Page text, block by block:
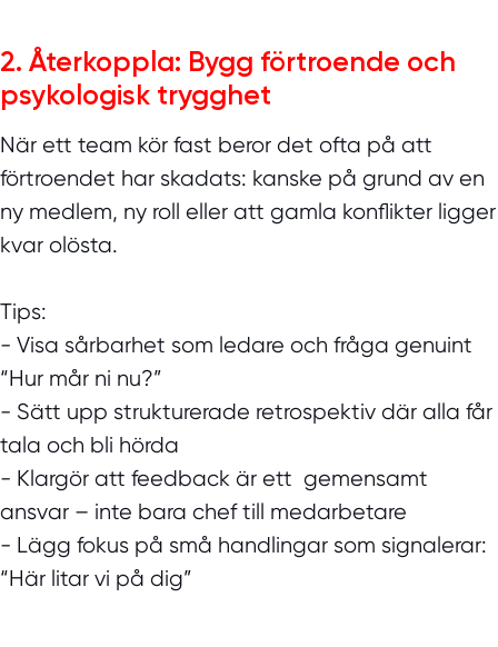
2. Återkoppla: Bygg förtroende och
psykologisk trygghet
När ett team kör fast beror det ofta på att
förtroendet har skadats: kanske på grund av en
ny medlem, ny roll eller att gamla konflikter ligger
kvar olösta.
Tips:
- Visa sårbarhet som ledare och fråga genuint
“Hur mår ni nu?”
- Sätt upp strukturerade retrospektiv där alla får
tala och bli hörda
- Klargör att feedback är ett gemensamt
ansvar – inte bara chef till medarbetare
- Lägg fokus på små handlingar som signalerar:
“Här litar vi på dig”